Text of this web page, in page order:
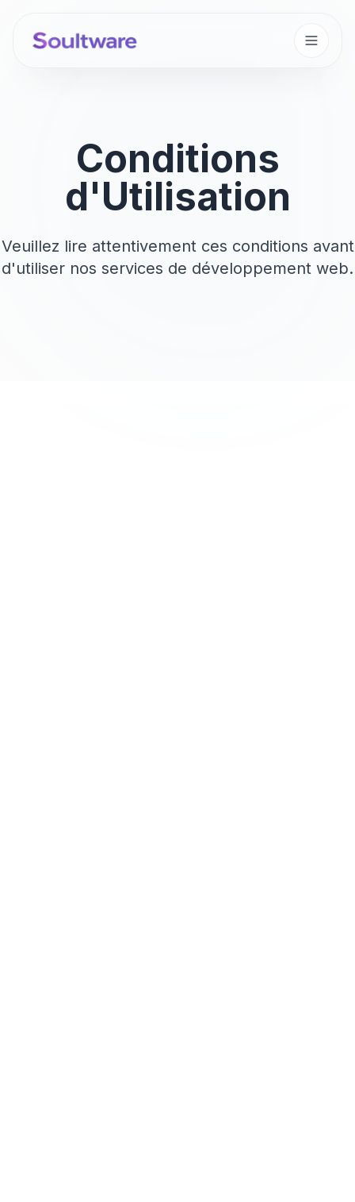
Conditions
d'Utilisation
Veuillez lire attentivement ces conditions avant
d'utiliser nos services de développement web.